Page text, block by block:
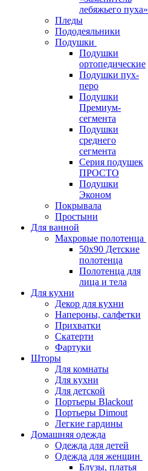
лебяжьего пуха»
Пледы
Пододеяльники
Подушки
Подушки
ортопедические
Подушки пух-
перо
Подушки
Премиум-
сегмента
Подушки
среднего
сегмента
Серия подушек
ПРОСТО
Подушки
Эконом
Покрывала
Простыни
Для ванной
Махровые полотенца
50х90 Детские
полотенца
Полотенца для
лица и тела
Для кухни
Декор для кухни
Напероны, салфетки
Прихватки
Скатерти
Фартуки
Шторы
Для комнаты
Для кухни
Для детской
Портьеры Blackout
Портьеры Dimout
Легкие гардины
Домашняя одежда
Одежда для детей
Одежда для женщин
Блузы, платья